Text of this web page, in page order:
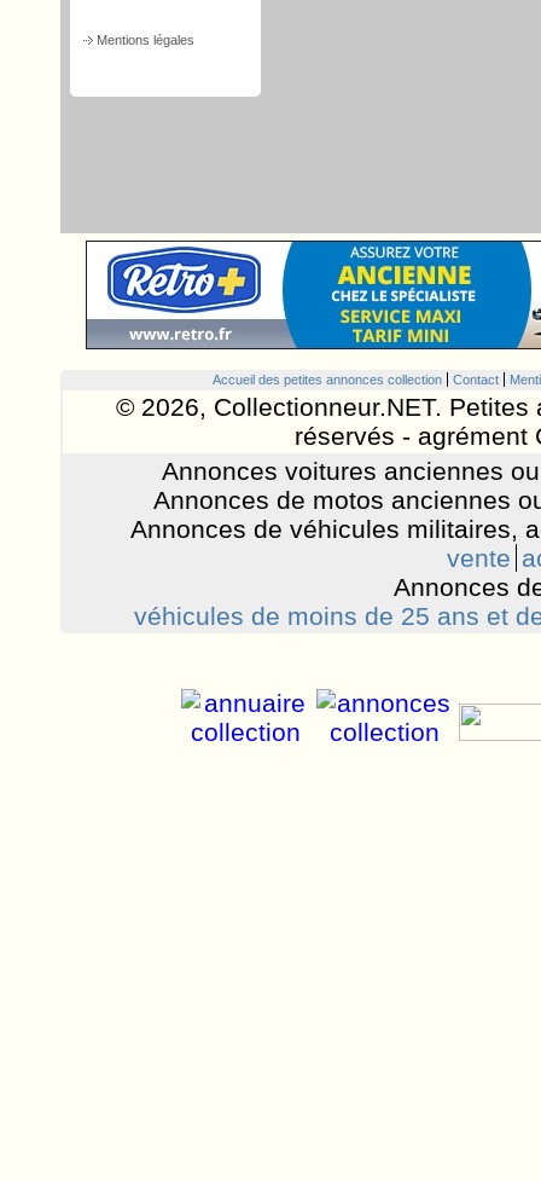
Mentions légales
Accueil des petites annonces collection Contact
© 2026, Collectionneur.NET.
réservés - agrément
Annonces voitures anciennes
Annonces de motos anciennes
Annonces de véhicules militaires,
vente
Annonces
véhicules de moins de 25 ans et